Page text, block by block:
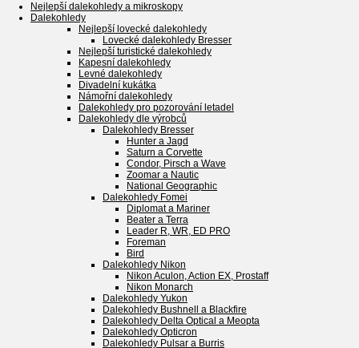
Nejlepší dalekohledy a mikroskopy
Dalekohledy
Nejlepší lovecké dalekohledy
Lovecké dalekohledy Bresser
Nejlepší turistické dalekohledy
Kapesní dalekohledy
Levné dalekohledy
Divadelní kukátka
Námořní dalekohledy
Dalekohledy pro pozorování letadel
Dalekohledy dle výrobců
Dalekohledy Bresser
Hunter a Jagd
Saturn a Corvette
Condor, Pirsch a Wave
Zoomar a Nautic
National Geographic
Dalekohledy Fomei
Diplomat a Mariner
Beater a Terra
Leader R, WR, ED PRO
Foreman
Bird
Dalekohledy Nikon
Nikon Aculon, Action EX, Prostaff
Nikon Monarch
Dalekohledy Yukon
Dalekohledy Bushnell a Blackfire
Dalekohledy Delta Optical a Meopta
Dalekohledy Opticron
Dalekohledy Pulsar a Burris